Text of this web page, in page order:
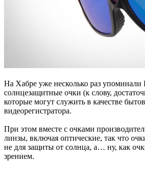
На Хабре уже несколько раз
солнцезащитные очки (к слову,
которые могут служить в качестве
видеорегистратора.
При этом вместе с очками
линзы, включая оптические, так что
не для защиты от солнца, а… ну, как
зрением.